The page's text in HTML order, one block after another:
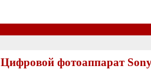
Цифровой фотоаппарат